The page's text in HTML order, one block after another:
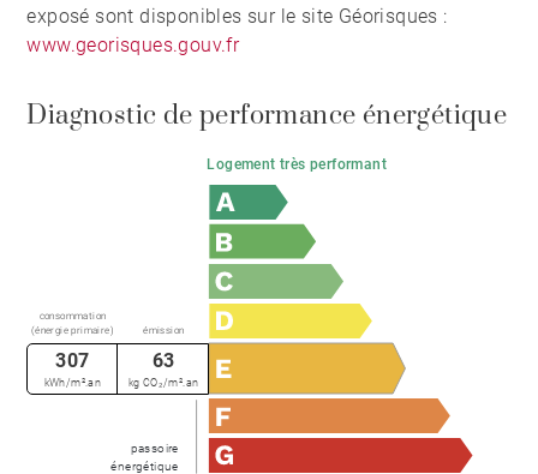
exposé sont disponibles sur le site Géorisques :
www.georisques.gouv.fr
Diagnostic de performance énergétique
Logement très performant
passoire
énergétique
consommation
(énergie primaire)
émission
307
kWh/m².an
63
kg CO₂/m².an